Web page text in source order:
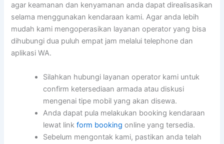
agar keamanan dan kenyamanan anda dapat direalisasikan
selama menggunakan kendaraan kami. Agar anda lebih
mudah kami mengoperasikan layanan operator yang bisa
dihubungi dua puluh empat jam melalui telephone dan
aplikasi WA.
Silahkan hubungi layanan operator kami untuk
confirm ketersediaan armada atau diskusi
mengenai tipe mobil yang akan disewa.
Anda dapat pula melakukan booking kendaraan
lewat linkform booking online yang tersedia.
Sebelum mengontak kami, pastikan anda telah